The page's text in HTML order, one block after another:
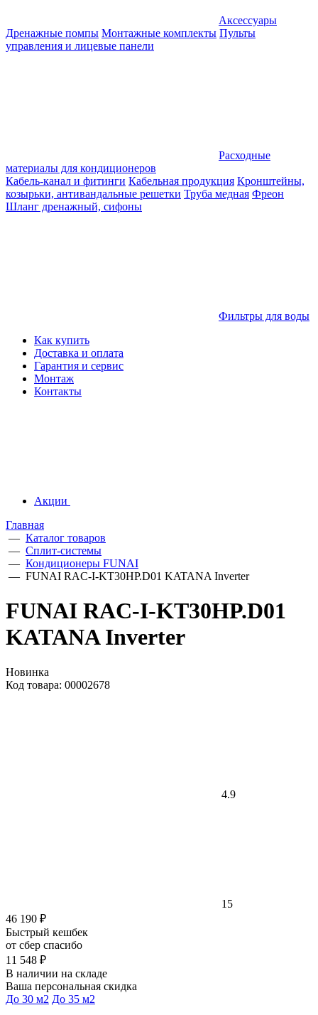
Аксессуары
Дренажные помпы Монтажные комплекты Пульты
управления и лицевые панели
Расходные
материалы для кондиционеров
Кабель-канал и фитинги Кабельная продукция Кронштейны,
козырьки, антивандальные решетки Труба медная Фреон
Шланг дренажный, сифоны
Фильтры для воды
Как купить
Доставка и оплата
Гарантия и сервис
Монтаж
Контакты
Акции
Главная
— Каталог товаров
— Сплит-системы
— Кондиционеры FUNAI
— FUNAI RAC-I-KT30HP.D01 KATANA Inverter
FUNAI RAC-I-KT30HP.D01
KATANA Inverter
Новинка
Код товара: 00002678
4.9
15
46 190 ₽
Быстрый кешбек
от сбер спасибо
11 548 ₽
В наличии на складе
Ваша персональная скидка
До 30 м2 До 35 м2